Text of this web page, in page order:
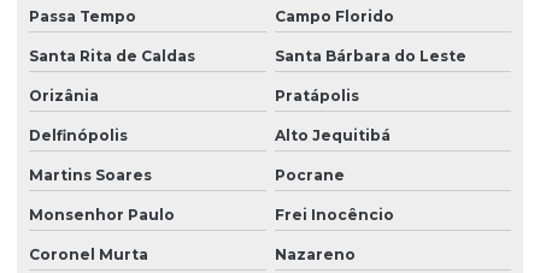
Passa Tempo Campo Florido
Santa Rita de Caldas Santa Bárbara do Leste
Orizânia Pratápolis
Delfinópolis Alto Jequitibá
Martins Soares Pocrane
Monsenhor Paulo Frei Inocêncio
Coronel Murta Nazareno